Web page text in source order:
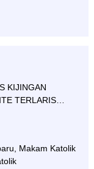
KIJINGAN
TERLARIS
Makam Katolik